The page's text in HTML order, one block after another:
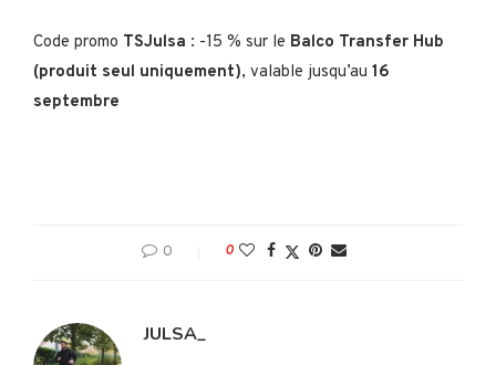
Code promo TSJulsa : -15 % sur le Balco Transfer Hub
(produit seul uniquement), valable jusqu’au 16
septembre
0 0
JULSA_